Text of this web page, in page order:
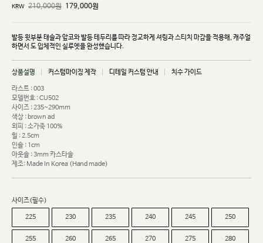
KRW 210,000원 179,000원
발등 윗부분 태슬과 앞코와 발등 테두리를 따라 정교하게 셔링과 스티치 마감을 적용해, 캐주얼
하면서 도 입체적인 실루엣을 완성했습니다.
상품설명 커스텀마이징 제작 디테일 커스텀 안내 치수 가이드
라스트 : 003
모델번호 : CU502
사이즈 : 235~290mm
색상 : brown ad
외피 : 소가죽 100%
힐 : 2.5cm
인솔 : 1cm
아웃솔 : 3mm 카스타솔
제조: Made In Korea (Hand made)
사이즈(필수)
225 230 235 240 245 250
255 260 265 270 275 280